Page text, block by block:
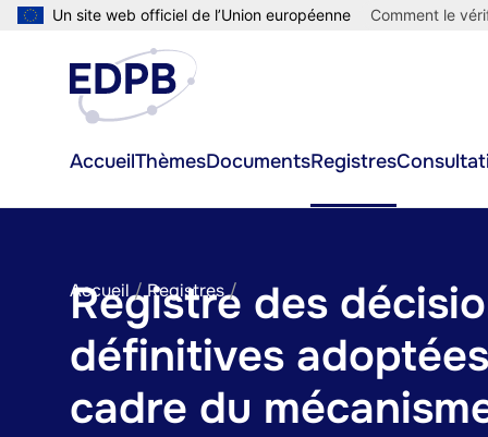
Aller
contenu
Un site web officiel de l’Union européenne Comment le
Main
navigation
AccueilThèmesDocumentsRegistres
Fil
d'Ariane
Accueil Registres
Registre des
définitives
cadre du